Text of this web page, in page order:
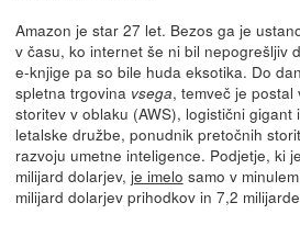
Amazon je star 27 let. Bezos ga je
v času, ko internet še ni bil nepogrešljiv
e-knjige pa so bile huda eksotika. Do
spletna trgovina vsega, temveč je
storitev v oblaku (AWS), logistični gigant
letalske družbe, ponudnik pretočnih
razvoju umetne inteligence. Podjetje, ki
milijard dolarjev, je imelo samo v
milijard dolarjev prihodkov in 7,2